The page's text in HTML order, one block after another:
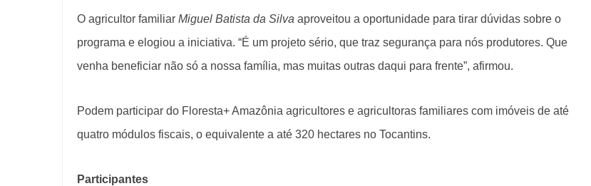
O agricultor familiar Miguel Batista da Silva aproveitou a oportunidade para tirar dúvidas sobre o
programa e elogiou a iniciativa. “É um projeto sério, que traz segurança para nós produtores. Que
venha beneficiar não só a nossa família, mas muitas outras daqui para frente”, afirmou.
Podem participar do Floresta+ Amazônia agricultores e agricultoras familiares com imóveis de até
quatro módulos fiscais, o equivalente a até 320 hectares no Tocantins.
Participantes